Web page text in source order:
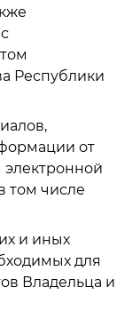
Республики
от
электронной
том числе
и иных
для
Владельца и